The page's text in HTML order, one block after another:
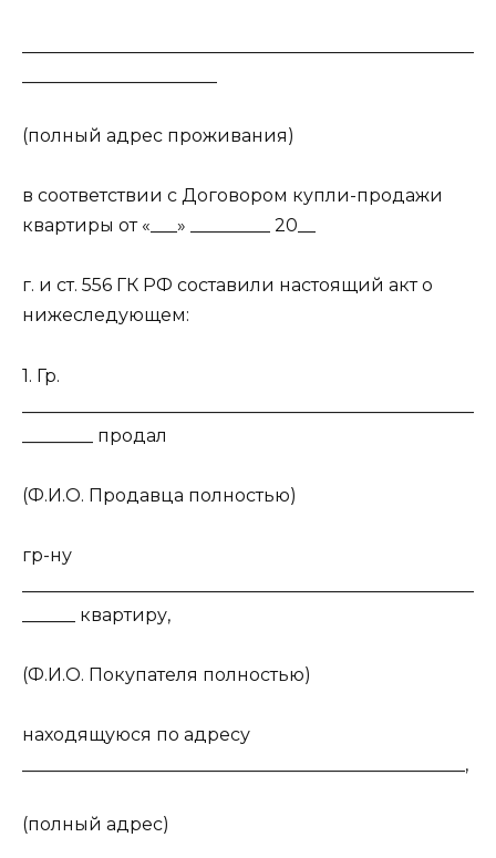
(полный адрес проживания)
в соответствии с Договором купли-продажи
квартиры от «___» _________ 20__
г. и ст. 556 ГК РФ составили настоящий акт о
нижеследующем:
1. Гр.
________ продал
(Ф.И.О. Продавца полностью)
гр-ну
______ квартиру,
(Ф.И.О. Покупателя полностью)
находящуюся по адресу
__________________________________________________,
(полный адрес)